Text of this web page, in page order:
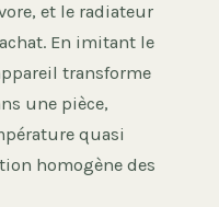
et le radiateur
En imitant le
transforme
une pièce,
quasi
homogène des